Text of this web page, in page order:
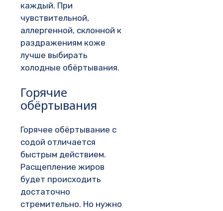
каждый. При
чувствительной,
аллергенной, склонной к
раздражениям коже
лучше выбирать
холодные обёртывания.
Горячие
обёртывания
Горячее обёртывание с
содой отличается
быстрым действием.
Расщепление жиров
будет происходить
достаточно
стремительно. Но нужно